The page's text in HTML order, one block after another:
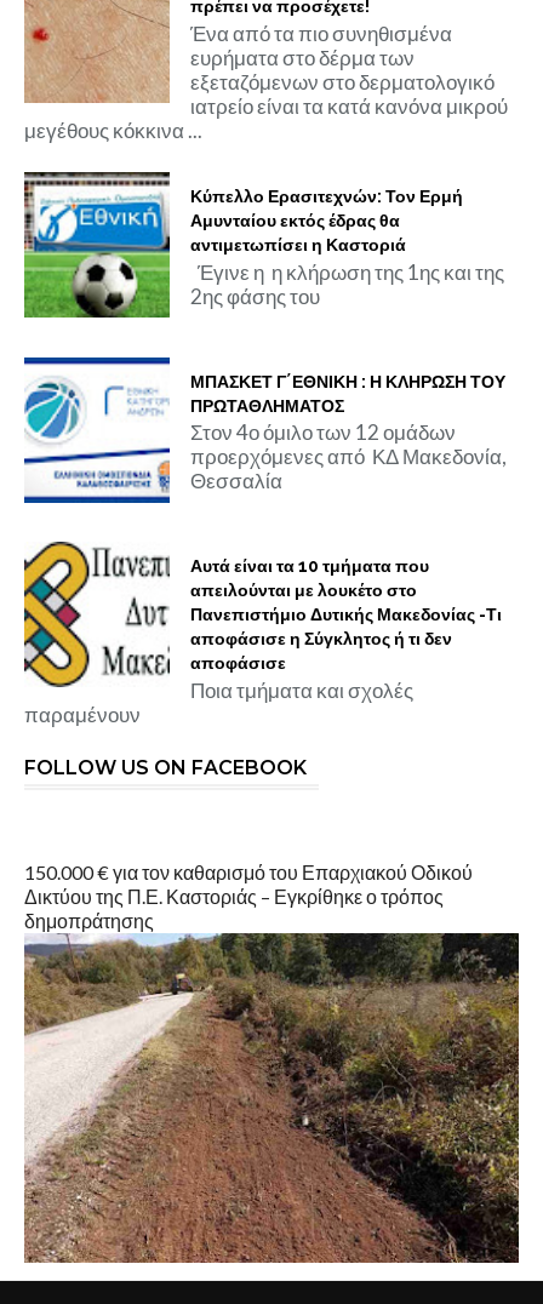
πρέπει να προσέχετε!
Ένα από τα πιο συνηθισμένα
ευρήματα στο δέρμα των
εξεταζόμενων στο δερματολογικό
ιατρείο είναι τα κατά κανόνα μικρού
μεγέθους κόκκινα ...
Κύπελλο Ερασιτεχνών: Τον Ερμή
Αμυνταίου εκτός έδρας θα
αντιμετωπίσει η Καστοριά
Έγινε η η κλήρωση της 1ης και της
2ης φάσης του
ΜΠΑΣΚΕΤ Γ΄ΕΘΝΙΚΗ : Η ΚΛΗΡΩΣΗ ΤΟΥ
ΠΡΩΤΑΘΛΗΜΑΤΟΣ
Στον 4ο όμιλο των 12 ομάδων
προερχόμενες από ΚΔ Μακεδονία,
Θεσσαλία
Αυτά είναι τα 10 τμήματα που
απειλούνται με λουκέτο στο
Πανεπιστήμιο Δυτικής Μακεδονίας -Τι
αποφάσισε η Σύγκλητος ή τι δεν
αποφάσισε
Ποια τμήματα και σχολές
παραμένουν
FOLLOW US ON FACEBOOK
150.000 € για τον καθαρισμό του Επαρχιακού Οδικού
Δικτύου της Π.Ε. Καστοριάς – Εγκρίθηκε ο τρόπος
δημοπράτησης